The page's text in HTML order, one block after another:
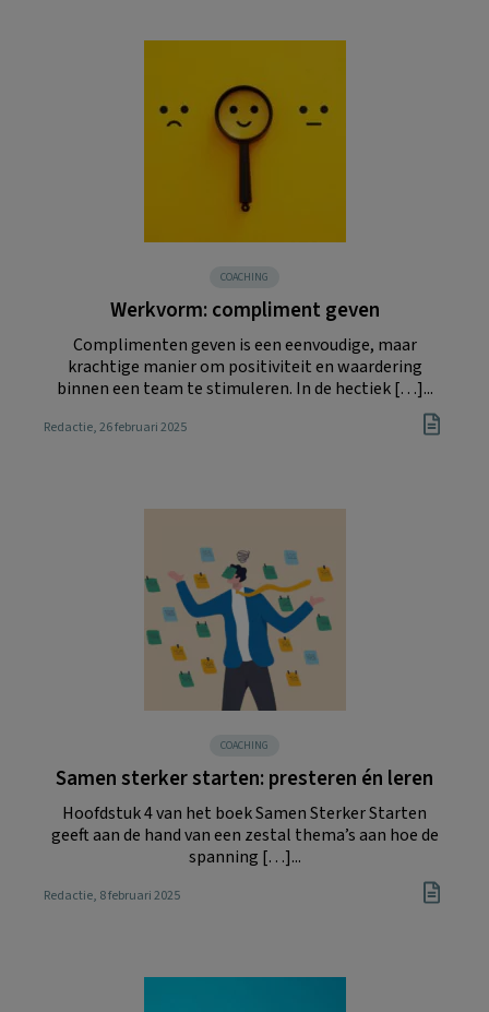
COACHING
Werkvorm: compliment geven
Complimenten geven is een eenvoudige, maar
krachtige manier om positiviteit en waardering
binnen een team te stimuleren. In de hectiek […]...
Redactie, 26 februari 2025
COACHING
Samen sterker starten: presteren én leren
Hoofdstuk 4 van het boek Samen Sterker Starten
geeft aan de hand van een zestal thema’s aan hoe de
spanning […]...
Redactie, 8 februari 2025